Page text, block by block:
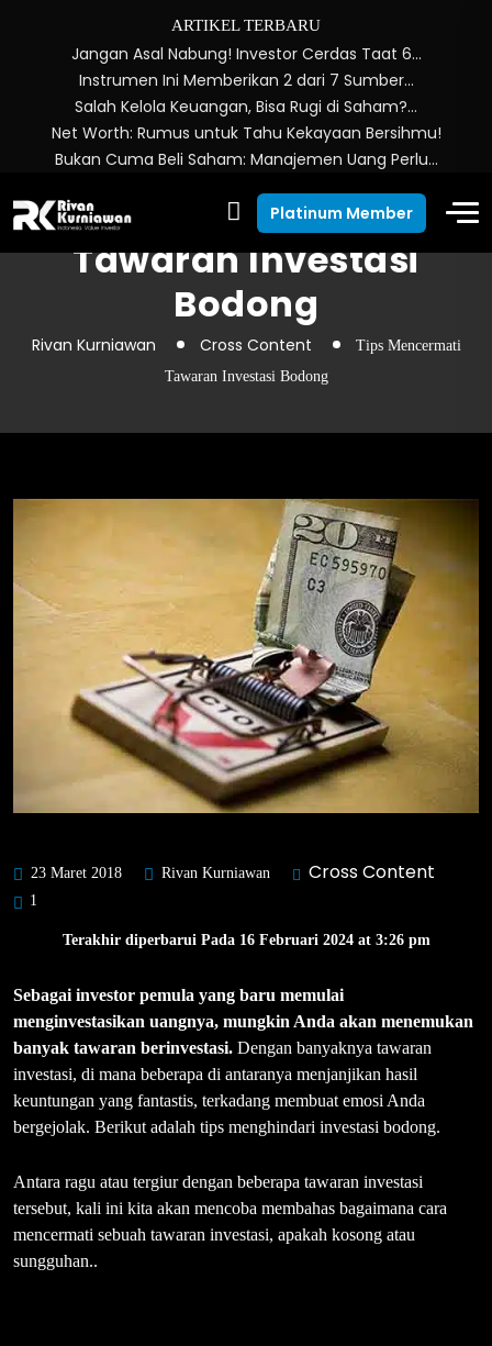
ARTIKEL TERBARU
Jangan Asal Nabung! Investor Cerdas Taat 6…
Instrumen Ini Memberikan 2 dari 7 Sumber…
Salah Kelola Keuangan, Bisa Rugi di Saham?…
Net Worth: Rumus untuk Tahu Kekayaan Bersihmu!
Bukan Cuma Beli Saham: Manajemen Uang Perlu…
Platinum Member
Tips Mencermati
Tawaran Investasi
Bodong
Rivan Kurniawan Cross Content
Tips Mencermati
Tawaran Investasi Bodong
23 Maret 2018 Rivan Kurniawan Cross Content
1
Terakhir diperbarui Pada 16 Februari 2024 at 3:26 pm
Sebagai investor pemula yang baru memulai
menginvestasikan uangnya, mungkin Anda akan menemukan
banyak tawaran berinvestasi. Dengan banyaknya tawaran
investasi, di mana beberapa di antaranya menjanjikan hasil
keuntungan yang fantastis, terkadang membuat emosi Anda
bergejolak. Berikut adalah tips menghindari investasi bodong.
Antara ragu atau tergiur dengan beberapa tawaran investasi
tersebut, kali ini kita akan mencoba membahas bagaimana cara
mencermati sebuah tawaran investasi, apakah kosong atau
sungguhan..